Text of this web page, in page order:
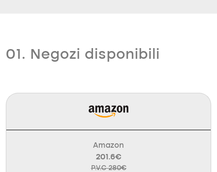
01. Negozi disponibili
Amazon
201.6€
P.V.C 280€